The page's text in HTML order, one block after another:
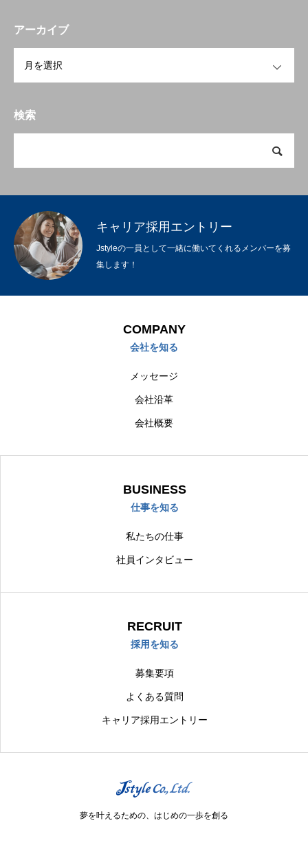
アーカイブ
検索
キャリア採用エントリー
Jstyleの一員として一緒に働いてくれるメンバーを募
集します！
COMPANY
会社を知る
メッセージ
会社沿革
会社概要
BUSINESS
仕事を知る
私たちの仕事
社員インタビュー
RECRUIT
採用を知る
募集要項
よくある質問
キャリア採用エントリー
夢を叶えるための、はじめの一歩を創る